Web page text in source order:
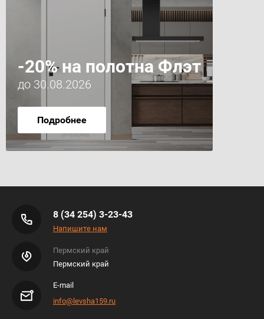
-20% на полотна Флэт
до 30.08.2026
Подробнее
8 (34 254) 3-23-43
Напишите нам
Пермский край
Пермский край
E-mail
info@levsha159.ru